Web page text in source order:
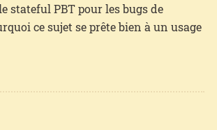
stateful PBT pour les bugs de
ce sujet se prête bien à un usage